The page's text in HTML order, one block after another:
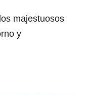
majestuosos
y